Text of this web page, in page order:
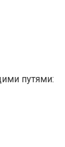
путями: